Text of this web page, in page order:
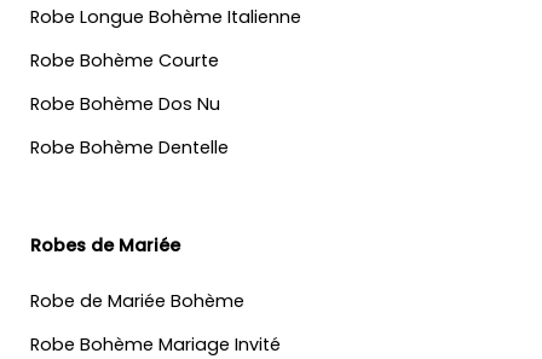
Robe Longue Bohème Italienne
Robe Bohème Courte
Robe Bohème Dos Nu
Robe Bohème Dentelle
Robes de Mariée
Robe de Mariée Bohème
Robe Bohème Mariage Invité